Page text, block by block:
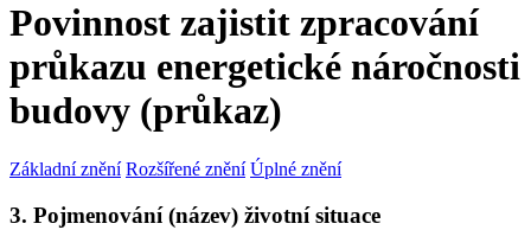
Povinnost zajistit zpracování
průkazu energetické náročnosti
budovy (průkaz)
Základní znění Rozšířené znění Úplné znění
3. Pojmenování (název) životní situace